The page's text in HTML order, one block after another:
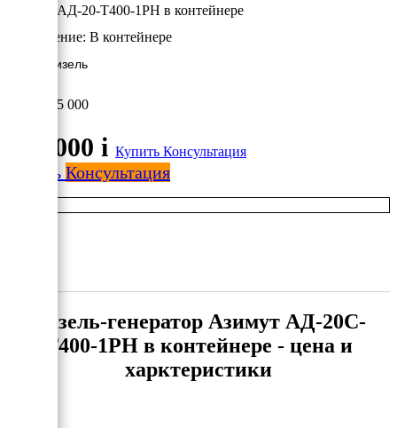
Азимут АД-20-Т400-1РН в контейнере
Исполнение: В контейнере
20 кВт/Дизель
875 000
875 000 i Купить Консультация
Купить Консультация
Дизель-генератор Азимут АД-20С-
Т400-1РН в контейнере - цена и
харктеристики